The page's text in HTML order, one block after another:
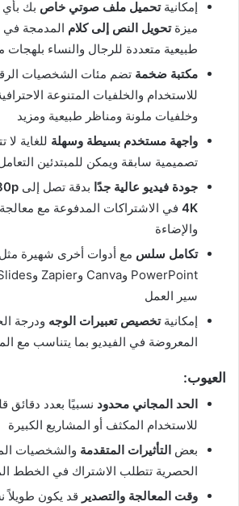
إمكانيةتحميل ملف صوتي خاص بك
ميزةتحويل النص إلى كلام المدمجة في
طبيعية متعددة للرجال والنساء بلهجات
مكتبة ضخمة تضم مئات الشخصيات
للاستخدام والخلفيات المتنوعة
وخلفيات ملونة ومناظر طبيعية ومزيد
واجهة مستخدم بسيطة وسهلة للغاية
تصميمية سابقة ويمكن للمبتدئين
جودة فيديو عالية جدًا بدقة تصل إلى
4K في الاشتراكات المدفوعة مع معالجة
والإضاءة
تكامل سلس
سير العمل
إمكانيةتخصيص تعبيرات الوجه ودرجة
المعروضة في الفيديو بما يتناسب مع
العيوب:
الحد المجاني محدود نسبيًا بعدد دقائق
للاستخدام المكثف أو المشاريع الكبيرة
بعض التأثيرات المتقدمة والشخصيات
الحصرية تتطلب الاشتراك في الخطط
وقت المعالجة والتصدير